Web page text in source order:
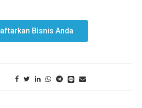
Bisnis Anda